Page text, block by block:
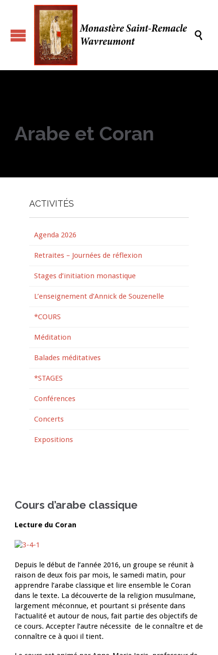

Arabe et Coran
ACTIVITÉS
Agenda 2026
Retraites – Journées de réflexion
Stages d’initiation monastique
L’enseignement d’Annick de Souzenelle
*COURS
Méditation
Balades méditatives
*STAGES
Conférences
Concerts
Expositions
Cours d’arabe classique
Lecture du Coran
Depuis le début de l’année 2016, un groupe se réunit à
raison de deux fois par mois, le samedi matin, pour
apprendre l’arabe classique et lire ensemble le Coran
dans le texte. La découverte de la religion musulmane,
largement méconnue, et pourtant si présente dans
l’actualité et autour de nous, fait partie des objectifs de
ce cours. Accepter l’autre nécessite de le connaître et de
connaître ce à quoi il tient.